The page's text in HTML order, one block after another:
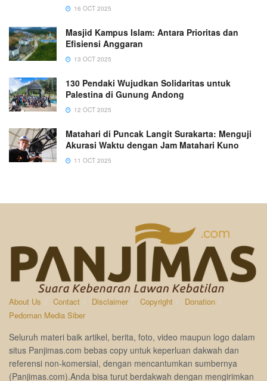
16 OCT 2025
Masjid Kampus Islam: Antara Prioritas dan
Efisiensi Anggaran
13 OCT 2025
130 Pendaki Wujudkan Solidaritas untuk
Palestina di Gunung Andong
12 OCT 2025
Matahari di Puncak Langit Surakarta: Menguji
Akurasi Waktu dengan Jam Matahari Kuno
11 OCT 2025
About Us Contact Disclaimer Copyright
Donation
Pedoman Media Siber
Seluruh materi baik artikel, berita, foto, video maupun logo dalam
situs Panjimas.com bebas copy untuk keperluan dakwah dan
referensi non-komersial, dengan mencantumkan sumbernya
(Panjimas.com).Anda bisa turut berdakwah dengan mengirimkan